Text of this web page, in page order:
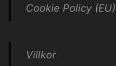
Cookie Policy (EU)
Villkor